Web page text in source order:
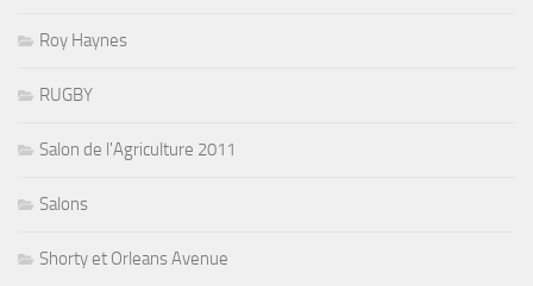
Roy Haynes
RUGBY
Salon de l'Agriculture 2011
Salons
Shorty et Orleans Avenue